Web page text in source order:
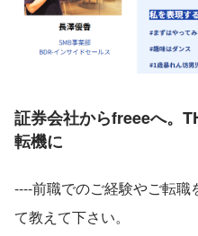
証券会社からfreeeへ。
転機に
----前職でのご経験やご転
て教えて下さい。